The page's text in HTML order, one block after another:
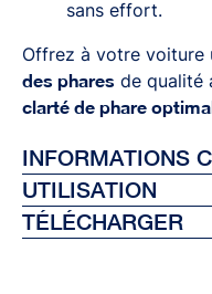
sans effort.
Offrez à votre voiture
des phares de qualité
clarté de phare
INFORMATIONS
Ref 26183
EAN 8410410261830
UTILISATION
Étape 1 : Éliminez à
TÉLÉCHARGER